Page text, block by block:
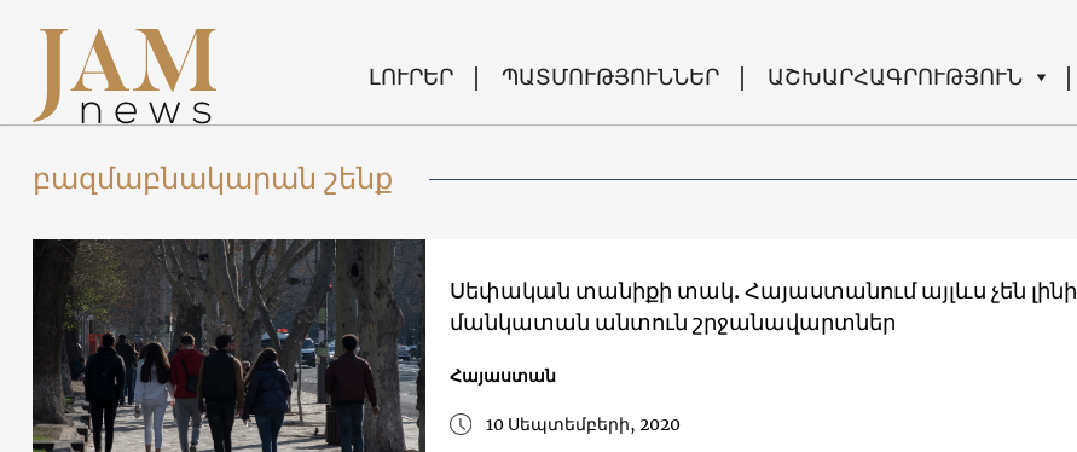
ԼՈՒՐԵՐ ՊԱՏՄՈՒԹՅՈՒՆՆԵՐ ԱՇԽԱՐՀԱԳՐՈՒԹՅՈՒՆ
բազմաբնակարան շենք
Սեփական տանիքի տակ. Հայաստանում այլևս չեն լինի
մանկատան անտուն շրջանավարտներ
Հայաստան
10 Սեպտեմբերի, 2020